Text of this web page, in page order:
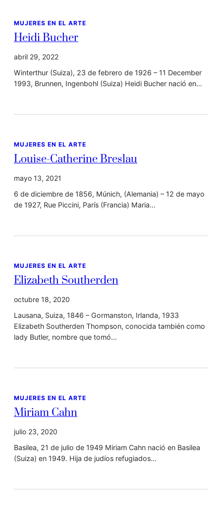
MUJERES EN EL ARTE
Heidi Bucher
abril 29, 2022
Winterthur (Suiza), 23 de febrero de 1926 – 11 December
1993, Brunnen, Ingenbohl (Suiza) Heidi Bucher nació en…
MUJERES EN EL ARTE
Louise-Catherine Breslau
mayo 13, 2021
6 de diciembre de 1856, Múnich, (Alemania) – 12 de mayo
de 1927, Rue Piccini, París (Francia) Maria…
MUJERES EN EL ARTE
Elizabeth Southerden
octubre 18, 2020
Lausana, Suiza, 1846 – Gormanston, Irlanda, 1933
Elizabeth Southerden Thompson, conocida también como
lady Butler, nombre que tomó…
MUJERES EN EL ARTE
Miriam Cahn
julio 23, 2020
Basilea, 21 de julio de 1949 Miriam Cahn nació en Basilea
(Suiza) en 1949. Hija de judíos refugiados…